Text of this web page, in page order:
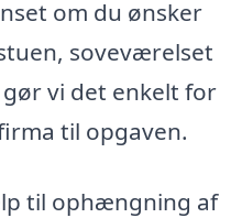
om du ønsker
soveværelset
vi det enkelt for
til opgaven.
til ophængning af